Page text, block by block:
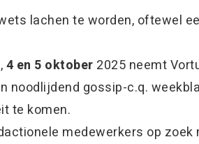
lachen te worden, oftewel
,4 en 5 oktober 2025 neemt
noodlijdend gossip-c.q.
te komen.
medewerkers op zoek